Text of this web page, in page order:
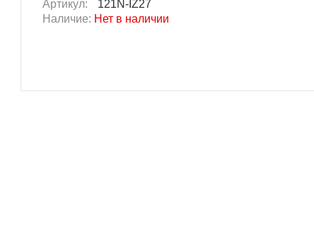
Артикул:
121N-IZ27
Наличие: Нет в наличии